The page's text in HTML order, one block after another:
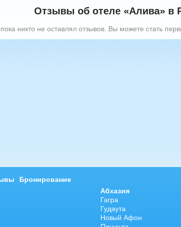
Александр
Отзывы об отеле «Алива» в
никто не оставлял отзывов. Вы можете стать
Бронирование
Абхазия
Гагра
Гудаута
Новый Афон